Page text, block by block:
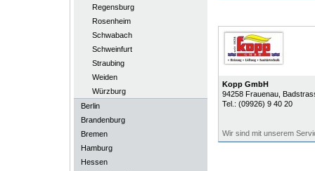
Regensburg
Rosenheim
Schwabach
Schweinfurt
Straubing
Weiden
Würzburg
Berlin
Brandenburg
Bremen
Hamburg
Hessen
Kopp GmbH
94258 Frauenau,
Tel.: (09926) 9 40 20
Wir sind mit unserem